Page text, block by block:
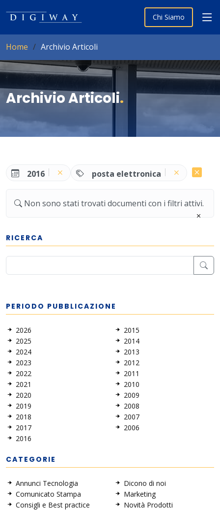
Chi Siamo
Home Archivio Articoli
Archivio Articoli.
2016 posta elettronica
Non sono stati trovati documenti con i filtri attivi.
RICERCA
PERIODO PUBBLICAZIONE
2026
2025
2024
2023
2022
2021
2020
2019
2018
2017
2016
2015
2014
2013
2012
2011
2010
2009
2008
2007
2006
CATEGORIE
Annunci Tecnologia
Comunicato Stampa
Consigli e Best practice
Dicono di noi
Marketing
Novità Prodotti